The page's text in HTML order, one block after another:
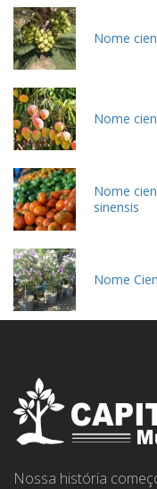
Nome
Nome
Nome
sinensis
Nome
Nossa história